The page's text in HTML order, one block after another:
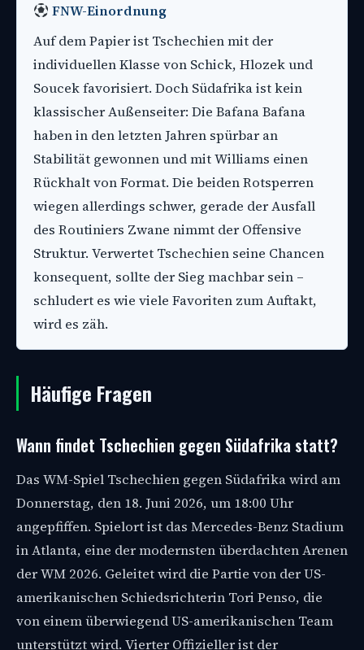
FNW-Einordnung
Auf dem Papier ist Tschechien mit der
individuellen Klasse von Schick, Hlozek und
Soucek favorisiert. Doch Südafrika ist kein
klassischer Außenseiter: Die Bafana Bafana
haben in den letzten Jahren spürbar an
Stabilität gewonnen und mit Williams einen
Rückhalt von Format. Die beiden Rotsperren
wiegen allerdings schwer, gerade der Ausfall
des Routiniers Zwane nimmt der Offensive
Struktur. Verwertet Tschechien seine Chancen
konsequent, sollte der Sieg machbar sein –
schludert es wie viele Favoriten zum Auftakt,
wird es zäh.
Häufige Fragen
Wann findet Tschechien gegen Südafrika statt?
Das WM-Spiel Tschechien gegen Südafrika wird am
Donnerstag, den 18. Juni 2026, um 18:00 Uhr
angepfiffen. Spielort ist das Mercedes-Benz Stadium
in Atlanta, eine der modernsten überdachten Arenen
der WM 2026. Geleitet wird die Partie von der US-
amerikanischen Schiedsrichterin Tori Penso, die
von einem überwiegend US-amerikanischen Team
unterstützt wird. Vierter Offizieller ist der